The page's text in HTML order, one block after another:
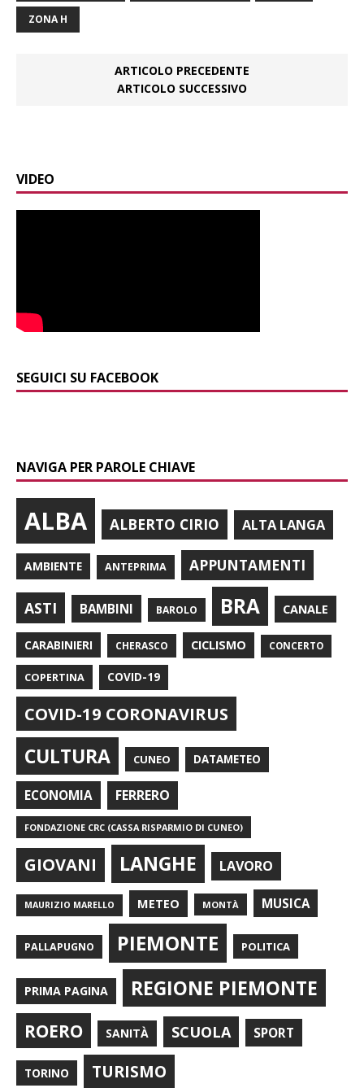
ZONA H
ARTICOLO PRECEDENTE
ARTICOLO SUCCESSIVO
VIDEO
SEGUICI SU FACEBOOK
NAVIGA PER PAROLE CHIAVE
ALBA ALBERTO CIRIO ALTA LANGA
AMBIENTE ANTEPRIMA APPUNTAMENTI
ASTI BAMBINI BAROLO BRA CANALE
CARABINIERI CHERASCO CICLISMO CONCERTO
COPERTINA COVID-19
COVID-19 CORONAVIRUS
CULTURA CUNEO DATAMETEO
ECONOMIA FERRERO
FONDAZIONE CRC (CASSA RISPARMIO DI CUNEO)
GIOVANI LANGHE LAVORO
MAURIZIO MARELLO METEO MONTÀ MUSICA
PALLAPUGNO PIEMONTE POLITICA
PRIMA PAGINA REGIONE PIEMONTE
ROERO SANITÀ SCUOLA SPORT
TORINO TURISMO